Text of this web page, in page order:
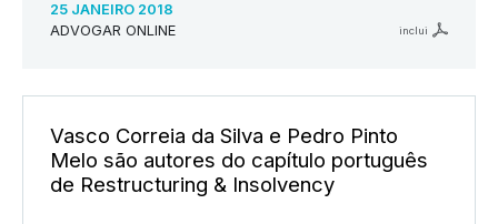
25 JANEIRO 2018
ADVOGAR ONLINE
inclui
Vasco Correia da Silva e Pedro Pinto
Melo são autores do capítulo português
de Restructuring & Insolvency